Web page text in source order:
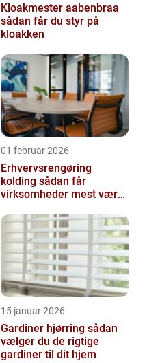
Kloakmester aabenbraa
sådan får du styr på
kloakken
01 februar 2026
Erhvervsrengøring
kolding sådan får
virksomheder mest værdi
15 januar 2026
Gardiner hjørring sådan
vælger du de rigtige
gardiner til dit hjem